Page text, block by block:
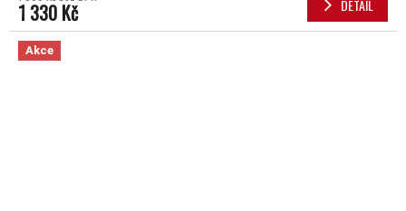
1 330 Kč DETAIL
Akce